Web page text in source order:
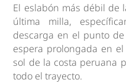
El eslabón más débil de
última milla,
descarga en el punto
espera prolongada en
sol de la costa peruana
todo el trayecto.